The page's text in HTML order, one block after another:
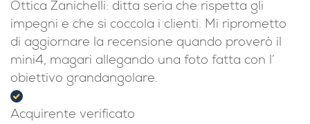
Ottica Zanichelli: ditta seria che rispetta gli
impegni e che si coccola i clienti. Mi riprometto
di aggiornare la recensione quando proverò il
mini4, magari allegando una foto fatta con l’
obiettivo grandangolare.
Acquirente verificato